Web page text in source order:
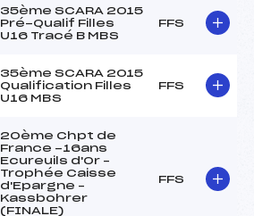
35ème SCARA 2015
Pré-Qualif Filles
U16 Tracé B MBS
FFS
35ème SCARA 2015
Qualification Filles
U16 MBS
FFS
20ème Chpt de
France -16ans
Ecureuils d'Or –
Trophée Caisse
d'Epargne –
Kassbohrer
(FINALE)
FFS